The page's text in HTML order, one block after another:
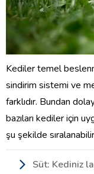
Kediler temel
sindirim sistemi ve
farklıdır. Bundan
bazıları kediler için
şu şekilde
Süt: Kediniz